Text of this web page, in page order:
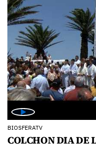
BIOSFERATV
COLCHON DIA DE